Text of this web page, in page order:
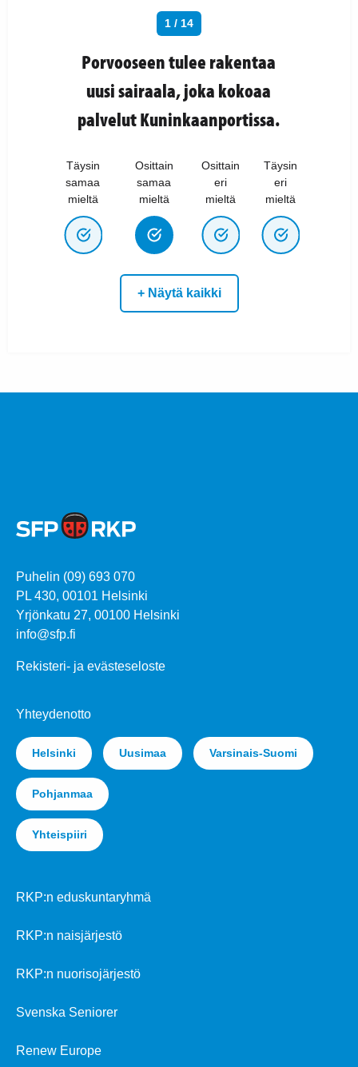
1 / 14
Porvooseen tulee rakentaa
uusi sairaala, joka kokoaa
palvelut Kuninkaanportissa.
Täysin
samaa
mieltä
Osittain
samaa
mieltä
Osittain
eri
mieltä
Täysin
eri
mieltä
+ Näytä kaikki
Puhelin (09) 693 070
PL 430, 00101 Helsinki
Yrjönkatu 27, 00100 Helsinki
info@sfp.fi
Rekisteri- ja evästeseloste
Yhteydenotto
Helsinki Uusimaa Varsinais-Suomi
Pohjanmaa
Yhteispiiri
RKP:n eduskuntaryhmä
RKP:n naisjärjestö
RKP:n nuorisojärjestö
Svenska Seniorer
Renew Europe